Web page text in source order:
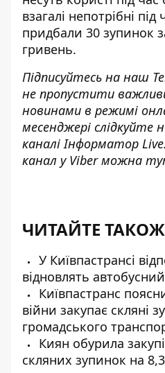
взагалі непотрібні
придбали 30 зупинок
гривень.
Підписуйтесь на наш
не пропустити
новинами в режимі
месенджері слідкуйте
каналіІнформатор Live
канал у Viber можна
ЧИТАЙТЕ
У Київпастрансі
відновлять
Київпастранс
війни закупає скляні
громадського
Киян обурила
скляних зупинок на